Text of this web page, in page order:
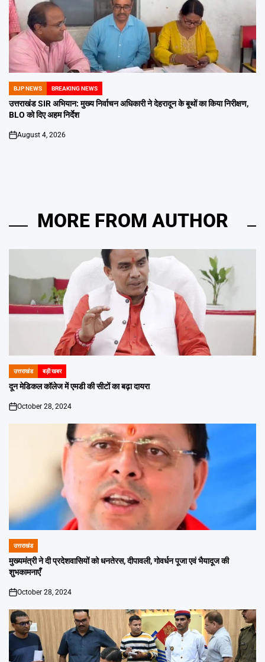
POSTED
IN
BJP NEWS BREAKING NEWS
उत्तराखंड SIR अभियान: मुख्य निर्वाचन अधिकारी ने देहरादून के बूथों का किया निरीक्षण,
BLO को दिए अहम निर्देश
on
August 4, 2026
MORE FROM AUTHOR
POSTED
IN
उत्तराखंड बड़ी खबर
दून मेडिकल कॉलेज में एमडी की सीटों का बढ़ा दायरा
on
October 28, 2024
POSTED
IN
उत्तराखंड
मुख्यमंत्री ने दी प्रदेशवासियों को धनतेरस, दीपावली, गोवर्धन पूजा एवं भैयादूज की
शुभकामनाएँ
on
October 28, 2024